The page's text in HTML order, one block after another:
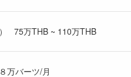
75万THB ~ 110万THB
万バーツ/月